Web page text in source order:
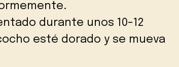
durante unos 10-12
esté dorado y se mueva